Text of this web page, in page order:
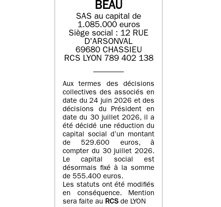
BEAU
SAS au capital de
1.085.000 euros
Siège social : 12 RUE
D'ARSONVAL
69680 CHASSIEU
RCS LYON 789 402 138
Aux termes des décisions
collectives des associés en
date du 24 juin 2026 et des
décisions du Président en
date du 30 juillet 2026, il a
été décidé une réduction du
capital social d’un montant
de 529.600 euros, à
compter du 30 juillet 2026.
Le capital social est
désormais fixé à la somme
de 555.400 euros.
Les statuts ont été modifiés
en conséquence. Mention
sera faite au RCS de LYON